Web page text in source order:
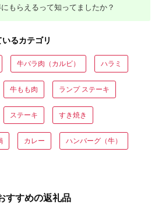
もらえるって知ってましたか？
るカテゴリ
牛バラ肉（カルビ） ハラミ
牛もも肉 ランプ ステーキ
ステーキ すき焼き
カレー ハンバーグ（牛）
すすめの返礼品